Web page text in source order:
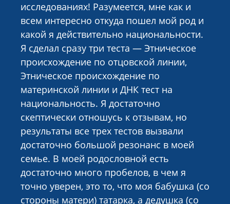
исследованиях! Разумеется, мне как и
всем интересно откуда пошел мой род и
какой я действительно национальности.
Я сделал сразу три теста — Этническое
происхождение по отцовской линии,
Этническое происхождение по
материнской линии и ДНК тест на
национальность. Я достаточно
скептически отношусь к отзывам, но
результаты все трех тестов вызвали
достаточно большой резонанс в моей
семье. В моей родословной есть
достаточно много пробелов, в чем я
точно уверен, это то, что моя бабушка (со
стороны матери) татарка, а дедушка (со